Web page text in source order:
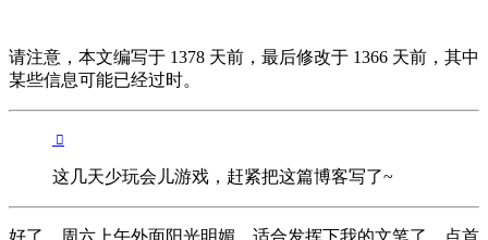
请注意，本文编写于 1378 天前，最后修改于 1366 天前，其中
某些信息可能已经过时。
这几天少玩会儿游戏，赶紧把这篇博客写了~
好了，周六上午外面阳光明媚，适合发挥下我的文笔了，点首